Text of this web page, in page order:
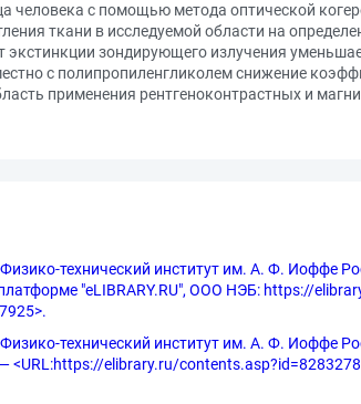
человека с помощью метода оптической
ткани в исследуемой области на
экстинкции зондирующего излучения
с полипропиленгликолем снижение
применения рентгеноконтрастных и
технический институт им. А. Ф. Иоффе
"eLIBRARY.RU", ООО НЭБ: https://
технический институт им. А. Ф. Иоффе
<URL:https://elibrary.ru/